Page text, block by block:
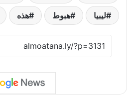
ليبيا هبوط هذه